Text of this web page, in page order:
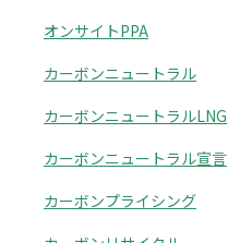
オンサイトPPA
カーボンニュートラル
カーボンニュートラルLNG
カーボンニュートラル宣言
カーボンプライシング